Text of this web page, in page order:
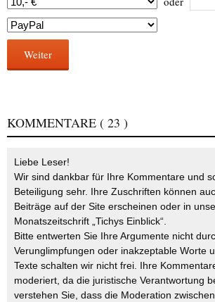
Weiter
KOMMENTARE ( 23 )
Liebe Leser!
Wir sind dankbar für Ihre Kommentare und
Beteiligung sehr. Ihre Zuschriften können
Beiträge auf der Site erscheinen oder in
Monatszeitschrift „Tichys Einblick“.
Bitte entwerten Sie Ihre Argumente nicht
Verunglimpfungen oder inakzeptable Worte
Texte schalten wir nicht frei. Ihre
moderiert, da die juristische Verantwortung
verstehen Sie, dass die Moderation